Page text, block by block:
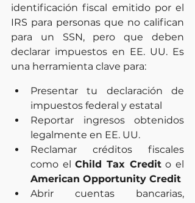
identificación fiscal emitido por el
IRS para personas que no califican
para un SSN, pero que deben
declarar impuestos en EE. UU. Es
una herramienta clave para:
Presentar tu declaración de
impuestos federal y estatal
Reportar ingresos obtenidos
legalmente en EE. UU.
Reclamar créditos fiscales
como el Child Tax Credit
American Opportunity Credit
Abrir cuentas bancarias,